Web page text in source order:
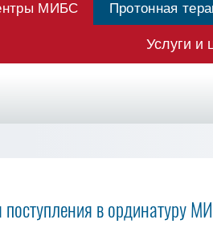
МИБС Протонная
Услуги и
в ординатуру